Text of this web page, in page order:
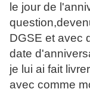
le jour de
DGSE et avec
date
je lui ai fait
avec comme